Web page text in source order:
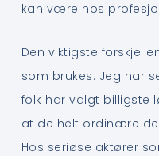
kan være hos
Den viktigste
som brukes. Jeg har
folk har valgt billigste
at de helt ordinære
Hos seriøse aktører